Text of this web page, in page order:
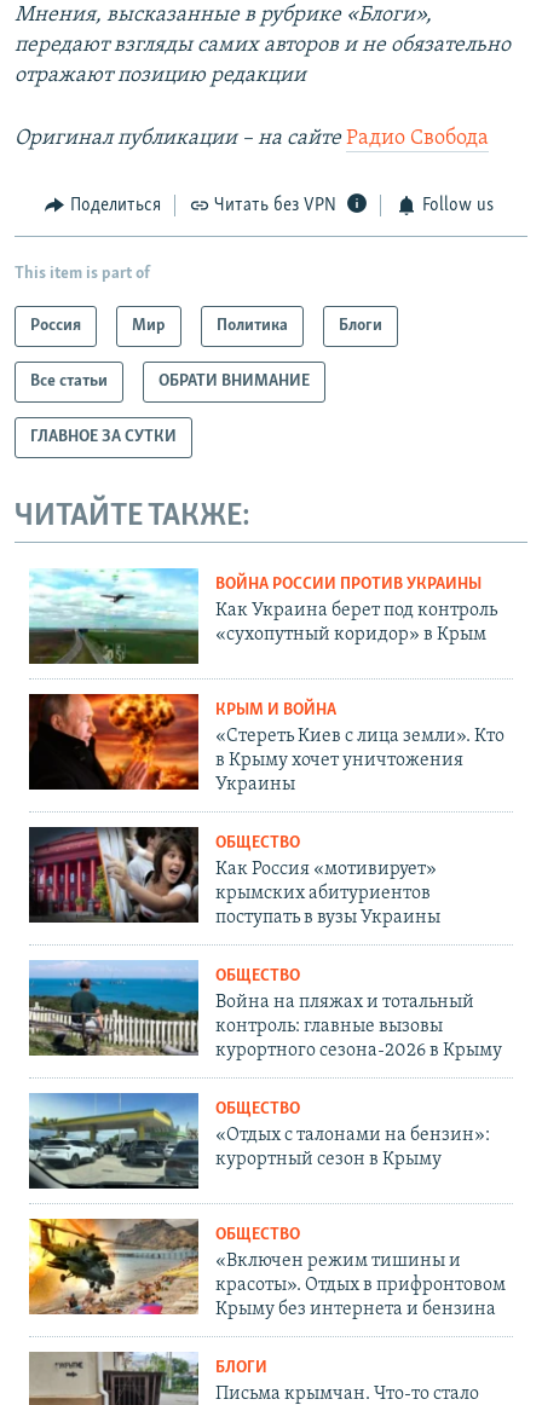
Мнения, высказанные в рубрике «Блоги»,
передают взгляды самих авторов и не обязательно
отражают позицию редакции
Оригинал публикации – на сайтеРадио Свобода
Поделиться Читать без VPN Follow us
This item is part of
Россия Мир Политика Блоги
Все статьи ОБРАТИ ВНИМАНИЕ
ГЛАВНОЕ ЗА СУТКИ
ЧИТАЙТЕ ТАКЖЕ:
ВОЙНА РОССИИ ПРОТИВ УКРАИНЫ
Как Украина берет под контроль
«сухопутный коридор» в Крым
КРЫМ И ВОЙНА
«Стереть Киев с лица земли». Кто
в Крыму хочет уничтожения
Украины
ОБЩЕСТВО
Как Россия «мотивирует»
крымских абитуриентов
поступать в вузы Украины
ОБЩЕСТВО
Война на пляжах и тотальный
контроль: главные вызовы
курортного сезона-2026 в Крыму
ОБЩЕСТВО
«Отдых с талонами на бензин»:
курортный сезон в Крыму
ОБЩЕСТВО
«Включен режим тишины и
красоты». Отдых в прифронтовом
Крыму без интернета и бензина
БЛОГИ
Письма крымчан. Что-то стало